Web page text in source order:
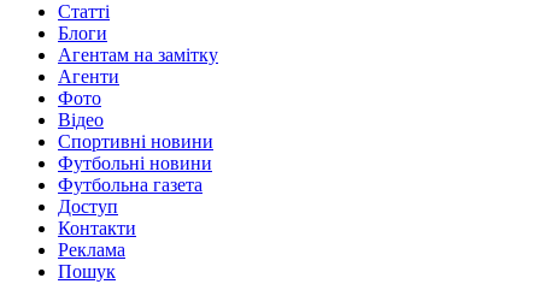
Статті
Блоги
Агентам на замітку
Агенти
Фото
Відео
Спортивні новини
Футбольні новини
Футбольна газета
Доступ
Контакти
Реклама
Пошук